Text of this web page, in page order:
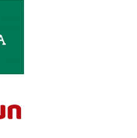
de 8h a 8:45h
17h a 20h
de 8h a 9:15h